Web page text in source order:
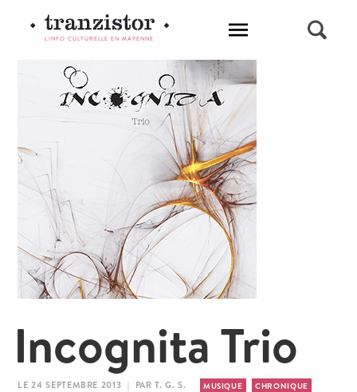
L'INFO CULTURELLE EN MAYENNE
Incognita Trio
LE 24 SEPTEMBRE 2013 | PAR T. G. S. MUSIQUE CHRONIQUE